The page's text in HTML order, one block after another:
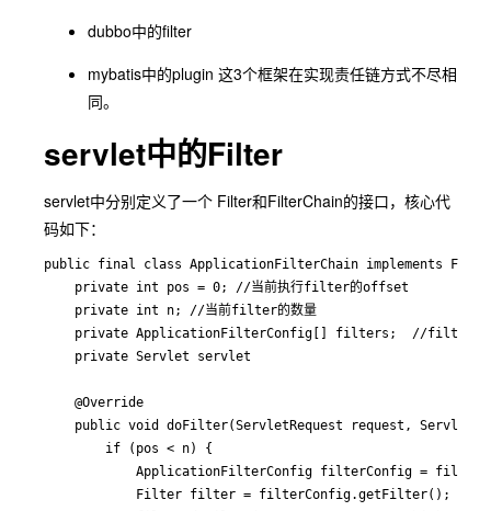
dubbo中的filter
mybatis中的plugin 这3个框架在实现责任链方式不尽相
同。
servlet中的Filter
servlet中分别定义了一个 Filter和FilterChain的接口，核心代
码如下：
public final class ApplicationFilterChain implements
    private int pos = 0; //当前执行filter的offset
    private int n; //当前filter的数量
private ApplicationFilterConfig[] filters;  //filter配
    private Servlet servlet
    @Override
public void doFilter(ServletRequest request,
        if (pos < n) {
ApplicationFilterConfig filterConfig =
            Filter filter = filterConfig.getFilter();